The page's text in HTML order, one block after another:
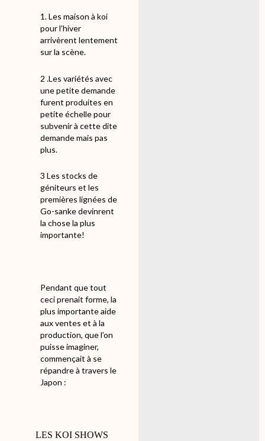
1. Les maison à koi
pour l’hiver
arrivèrent lentement
sur la scène.
2 .Les variétés avec
une petite demande
furent produites en
petite échelle pour
subvenir à cette dite
demande mais pas
plus.
3 Les stocks de
géniteurs et les
premières lignées de
Go-sanke devinrent
la chose la plus
importante!
Pendant que tout
ceci prenait forme, la
plus importante aide
aux ventes et à la
production, que l’on
puisse imaginer,
commençait à se
répandreà travers le
Japon :
LES KOI SHOWS